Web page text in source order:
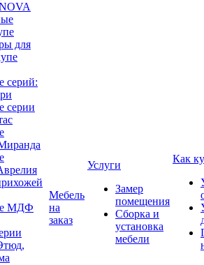
для
серий:
серии
МДФ
Мебель
на
заказ
Услуги
Замер
помещения
Сборка и
установка
мебели
Как